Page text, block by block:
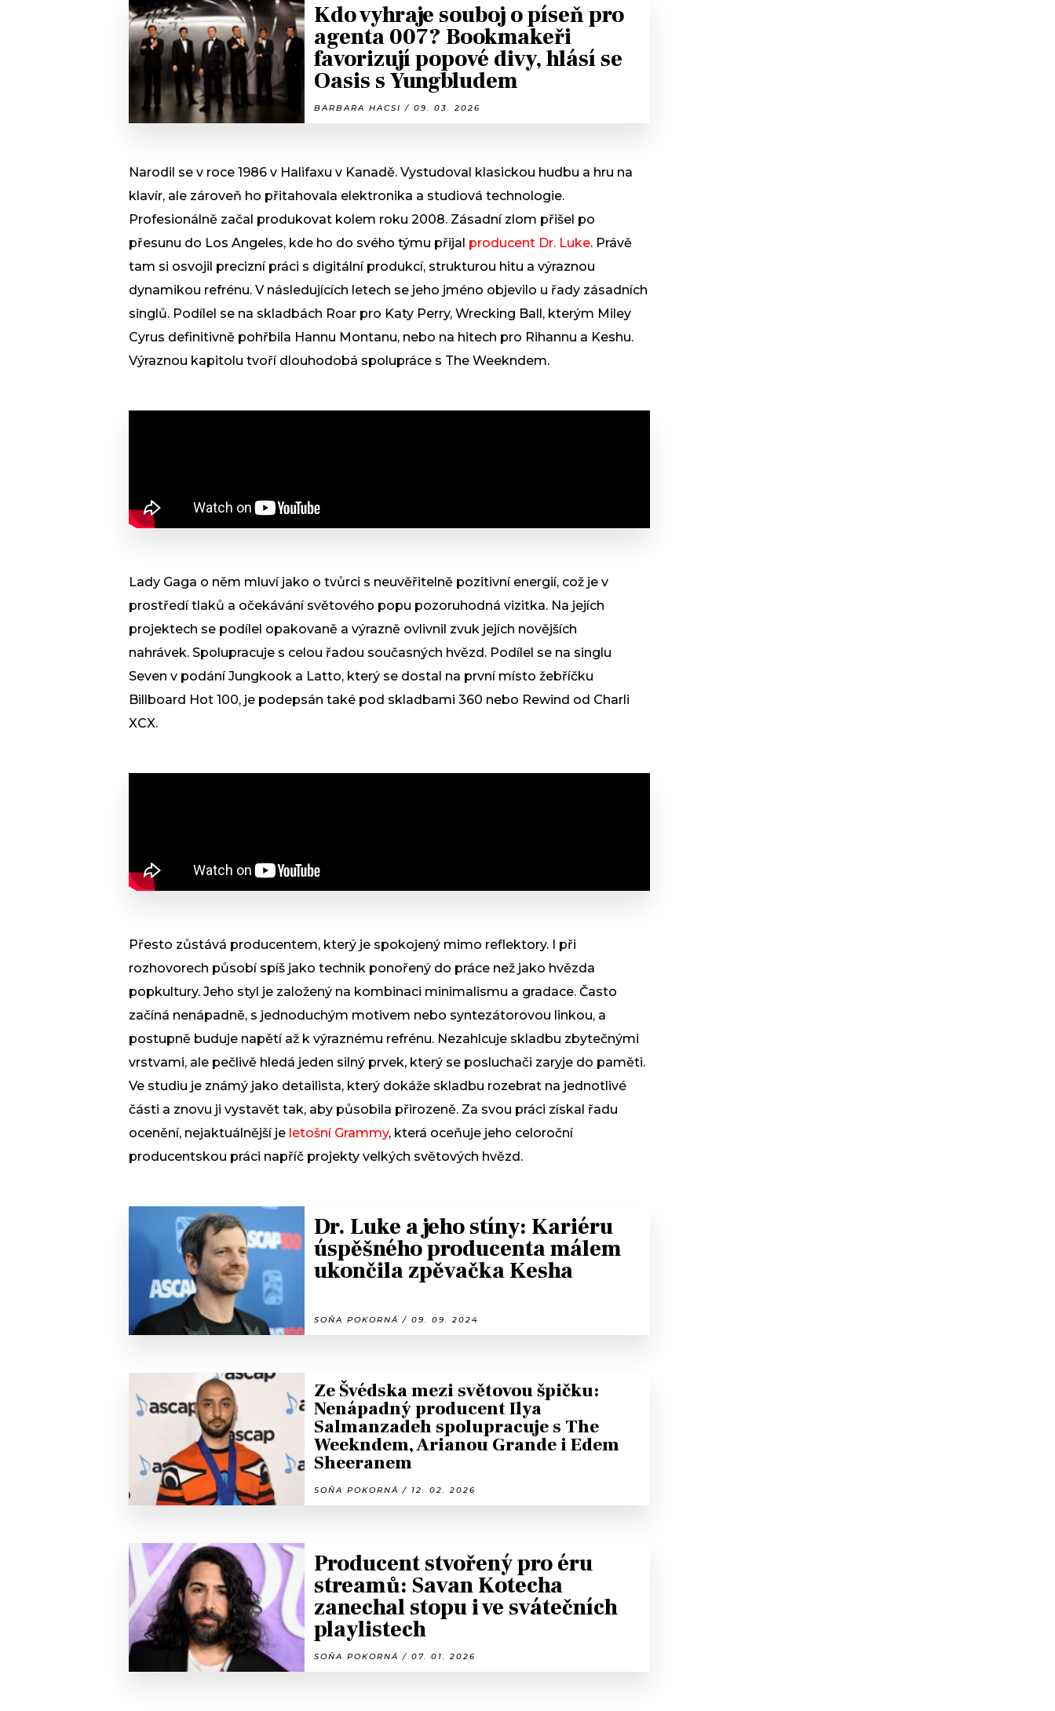
Kdo vyhraje souboj o píseň pro
agenta 007? Bookmakeři
favorizují popové divy, hlásí se
Oasis s Yungbludem
BARBARA HACSI / 09. 03. 2026
Narodil se v roce 1986 v Halifaxu v Kanadě. Vystudoval klasickou hudbu a hru na
klavír, ale zároveň ho přitahovala elektronika a studiová technologie.
Profesionálně začal produkovat kolem roku 2008. Zásadní zlom přišel po
přesunu do Los Angeles, kde ho do svého týmu přijal producent Dr. Luke. Právě
tam si osvojil precizní práci s digitální produkcí, strukturou hitu a výraznou
dynamikou refrénu. V následujících letech se jeho jméno objevilo u řady zásadních
singlů. Podílel se na skladbách Roar pro Katy Perry, Wrecking Ball, kterým Miley
Cyrus definitivně pohřbila Hannu Montanu, nebo na hitech pro Rihannu a Keshu.
Výraznou kapitolu tvoří dlouhodobá spolupráce s The Weekndem.
Lady Gaga o něm mluví jako o tvůrci s neuvěřitelně pozitivní energií, což je v
prostředí tlaků a očekávání světového popu pozoruhodná vizitka. Na jejích
projektech se podílel opakovaně a výrazně ovlivnil zvuk jejích novějších
nahrávek. Spolupracuje s celou řadou současných hvězd. Podílel se na singlu
Seven v podání Jungkook a Latto, který se dostal na první místo žebříčku
Billboard Hot 100, je podepsán také pod skladbami 360 nebo Rewind od Charli
XCX.
Přesto zůstává producentem, který je spokojený mimo reflektory. I při
rozhovorech působí spíš jako technik ponořený do práce než jako hvězda
popkultury. Jeho styl je založený na kombinaci minimalismu a gradace. Často
začíná nenápadně, s jednoduchým motivem nebo syntezátorovou linkou, a
postupně buduje napětí až k výraznému refrénu. Nezahlcuje skladbu zbytečnými
vrstvami, ale pečlivě hledá jeden silný prvek, který se posluchači zaryje do paměti.
Ve studiu je známý jako detailista, který dokáže skladbu rozebrat na jednotlivé
části a znovu ji vystavět tak, aby působila přirozeně. Za svou práci získal řadu
ocenění, nejaktuálnější je letošní Grammy, která oceňuje jeho celoroční
producentskou práci napříč projekty velkých světových hvězd.
Dr. Luke a jeho stíny: Kariéru
úspěšného producenta málem
ukončila zpěvačka Kesha
SOŇA POKORNÁ / 09. 09. 2024
Ze Švédska mezi světovou špičku:
Nenápadný producent Ilya
Salmanzadeh spolupracuje s The
Weekndem, Arianou Grande i Edem
Sheeranem
SOŇA POKORNÁ / 12. 02. 2026
Producent stvořený pro éru
streamů: Savan Kotecha
zanechal stopu i ve svátečních
playlistech
SOŇA POKORNÁ / 07. 01. 2026